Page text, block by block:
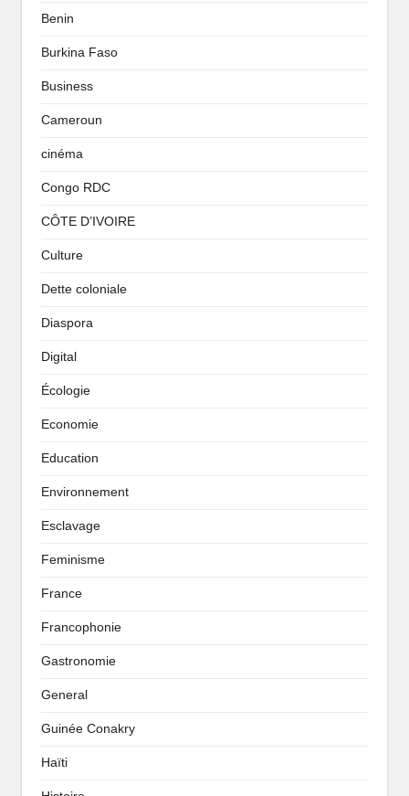
Benin
Burkina Faso
Business
Cameroun
cinéma
Congo RDC
CÔTE D’IVOIRE
Culture
Dette coloniale
Diaspora
Digital
Écologie
Economie
Education
Environnement
Esclavage
Feminisme
France
Francophonie
Gastronomie
General
Guinée Conakry
Haïti